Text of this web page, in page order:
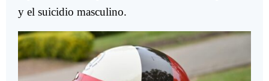
y el suicidio masculino.